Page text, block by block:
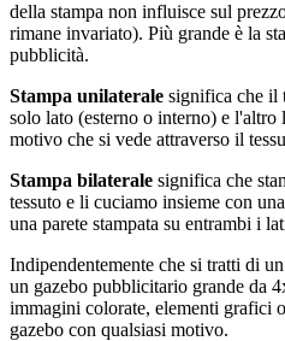
della stampa non influisce sul
rimane invariato). Più grande è la
pubblicità.
Stampa unilaterale significa che il
solo lato (esterno o interno) e
motivo che si vede attraverso il
Stampa bilaterale significa che
tessuto e li cuciamo insieme con
una parete stampata su entrambi i
Indipendentemente che si tratti di
un gazebo pubblicitario grande da
immagini colorate, elementi grafici
gazebo con qualsiasi motivo.